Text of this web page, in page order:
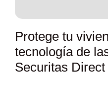
Protege tu
tecnología de
Securitas